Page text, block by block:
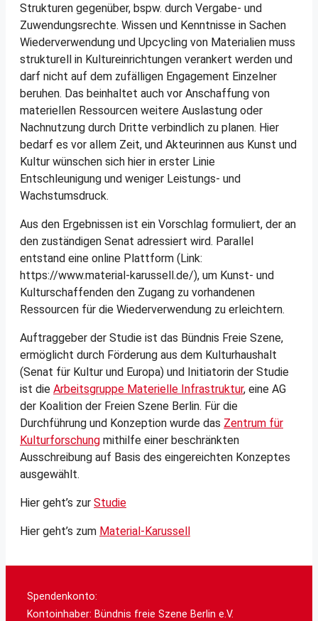
Strukturen gegenüber, bspw. durch Vergabe- und
Zuwendungsrechte. Wissen und Kenntnisse in Sachen
Wiederverwendung und Upcycling von Materialien muss
strukturell in Kultureinrichtungen verankert werden und
darf nicht auf dem zufälligen Engagement Einzelner
beruhen. Das beinhaltet auch vor Anschaffung von
materiellen Ressourcen weitere Auslastung oder
Nachnutzung durch Dritte verbindlich zu planen. Hier
bedarf es vor allem Zeit, und Akteurinnen aus Kunst und
Kultur wünschen sich hier in erster Linie
Entschleunigung und weniger Leistungs- und
Wachstumsdruck.
Aus den Ergebnissen ist ein Vorschlag formuliert, der an
den zuständigen Senat adressiert wird. Parallel
entstand eine online Plattform (Link:
https://www.material-karussell.de/), um Kunst- und
Kulturschaffenden den Zugang zu vorhandenen
Ressourcen für die Wiederverwendung zu erleichtern.
Auftraggeber der Studie ist das Bündnis Freie Szene,
ermöglicht durch Förderung aus dem Kulturhaushalt
(Senat für Kultur und Europa) und Initiatorin der Studie
ist die Arbeitsgruppe Materielle Infrastruktur, eine AG
der Koalition der Freien Szene Berlin. Für die
Durchführung und Konzeption wurde das Zentrum für
Kulturforschung mithilfe einer beschränkten
Ausschreibung auf Basis des eingereichten Konzeptes
ausgewählt.
Hier geht’s zur Studie
Hier geht’s zum Material-Karussell
Spendenkonto:
Kontoinhaber: Bündnis freie Szene Berlin e.V.